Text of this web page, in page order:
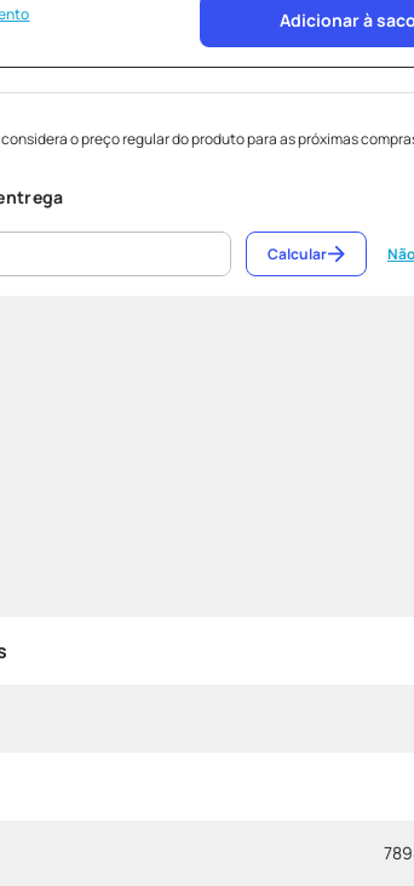
Adicionar à
o preço regular do produto para as próximas
Calcular